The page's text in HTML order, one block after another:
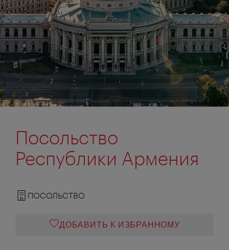
Посольство
Республики Армения
ПОСОЛЬСТВО
ДОБАВИТЬ К ИЗБРАННОМУ